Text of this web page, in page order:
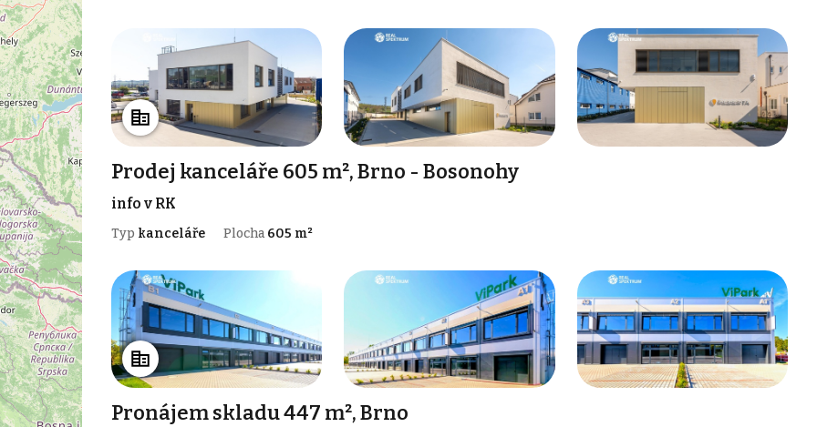
Prodej kanceláře 605 m², Brno - Bosonohy
info v RK
Typ kanceláře Plocha 605 m²
Pronájem skladu 447 m², Brno